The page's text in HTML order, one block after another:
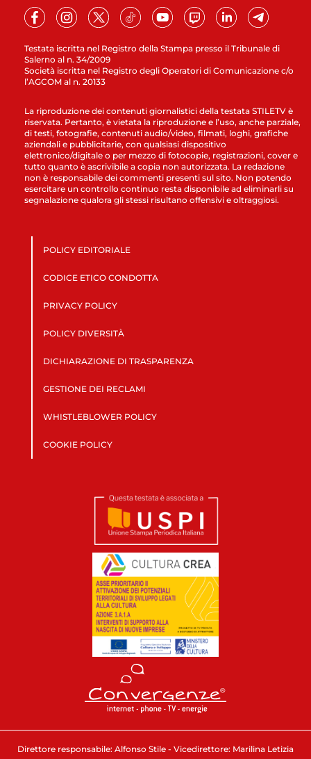
Testata iscritta nel Registro della Stampa presso il Tribunale di
Salerno al n. 34/2009
Società iscritta nel Registro degli Operatori di Comunicazione c/o
l’AGCOM al n. 20133
La riproduzione dei contenuti giornalistici della testata STILETV è
riservata. Pertanto, è vietata la riproduzione e l’uso, anche parziale,
di testi, fotografie, contenuti audio/video, filmati, loghi, grafiche
aziendali e pubblicitarie, con qualsiasi dispositivo
elettronico/digitale o per mezzo di fotocopie, registrazioni, cover e
tutto quanto è ascrivibile a copia non autorizzata. La redazione
non è responsabile dei commenti presenti sul sito. Non potendo
esercitare un controllo continuo resta disponibile ad eliminarli su
segnalazione qualora gli stessi risultano offensivi e oltraggiosi.
POLICY EDITORIALE
CODICE ETICO CONDOTTA
PRIVACY POLICY
POLICY DIVERSITÀ
DICHIARAZIONE DI TRASPARENZA
GESTIONE DEI RECLAMI
WHISTLEBLOWER POLICY
COOKIE POLICY
Direttore responsabile: Alfonso Stile - Vicedirettore: Marilina Letizia